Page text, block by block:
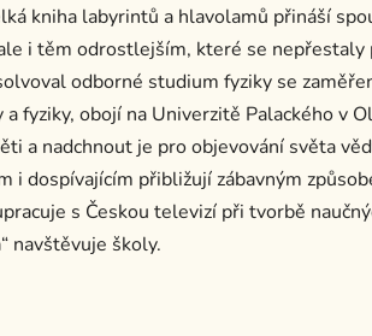
kniha labyrintů a hlavolamů přináší
i těm odrostlejším, které se nepřestaly
odborné studium fyziky se
fyziky, obojí na Univerzitě Palackého v
a nadchnout je pro objevování světa
i dospívajícím přibližují zábavným
s Českou televizí při tvorbě
navštěvuje školy.